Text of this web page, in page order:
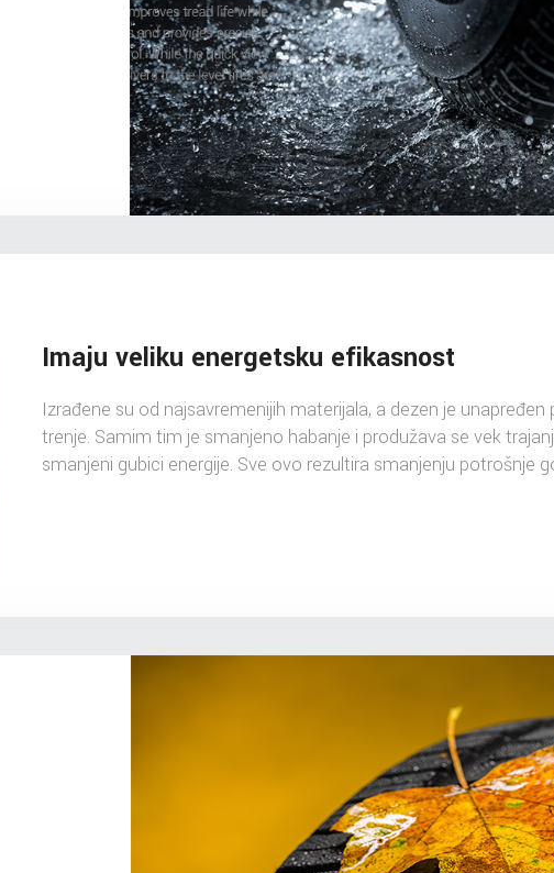
Imaju veliku energetsku efikasnost
Izrađene su od najsavremenijih materijala, a dezen je unapređen
trenje. Samim tim je smanjeno habanje i produžava se vek
smanjeni gubici energije. Sve ovo rezultira smanjenju potrošnje